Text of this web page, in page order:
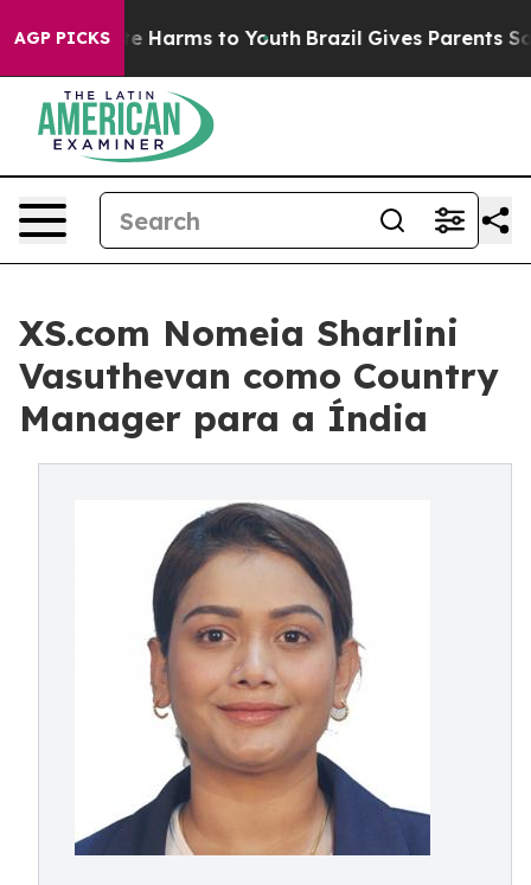
AGP PICKS
to Abate Harms to Youth Brazil Gives Parents Social
XS.com Nomeia Sharlini
Vasuthevan como Country
Manager para a Índia